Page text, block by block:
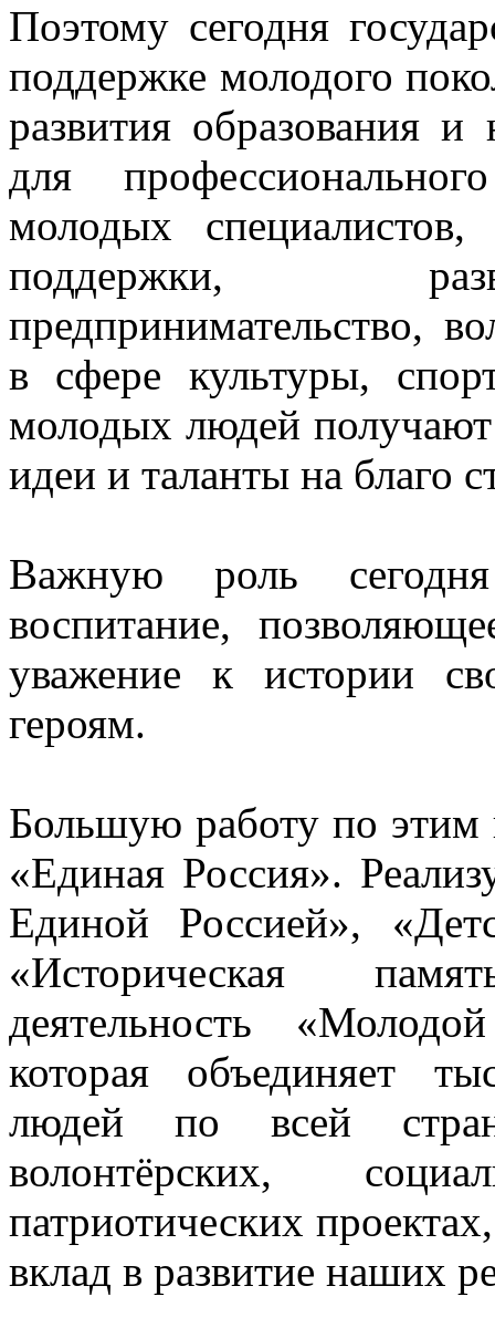
Поэтому сегодня
поддержке молодого
развития образования и
для
молодых специалистов,
поддержки,
предпринимательство,
в сфере культуры,
молодых людей получают
идеи и таланты на благо
Важную роль
воспитание,
уважение к истории
героям.
Большую работу по этим
«Единая Россия».
Единой Россией»,
«Историческая
деятельность
которая объединяет
людей по всей
волонтёрских,
патриотических
вклад в развитие наших